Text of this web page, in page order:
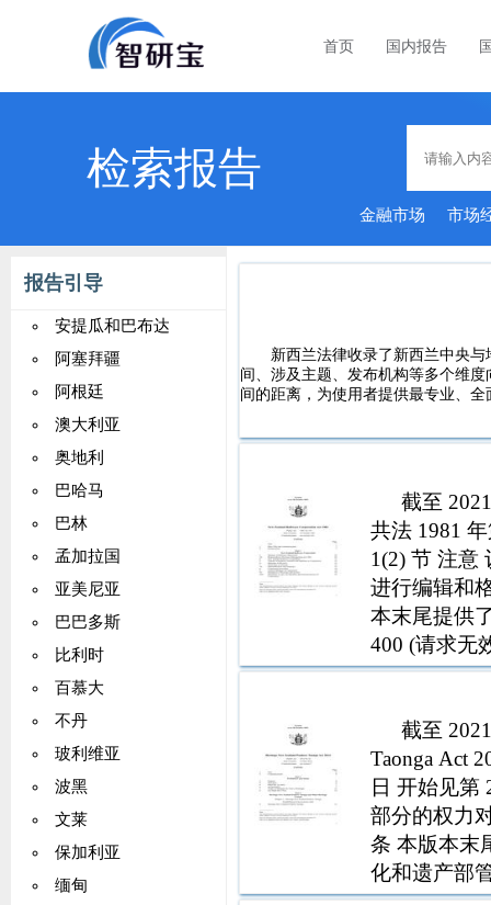
首页 国内报告
检索报告
金融市场 市场
报告引导
安提瓜和巴布达
阿塞拜疆
阿根廷
澳大利亚
奥地利
巴哈马
巴林
孟加拉国
亚美尼亚
巴巴多斯
比利时
百慕大
不丹
玻利维亚
波黑
文莱
保加利亚
缅甸
新西兰法律收录了新西兰中央
间、涉及主题、发布机构等多个维
间的距离，为使用者提供最专业、
截至
共法 1981
1(2) 节 注意
进行编辑和
本末尾提供
400 (请求无
其格式不正
截至
Taonga Act
日 开始见第
部分的权力
条 本版本末
化和遗产部